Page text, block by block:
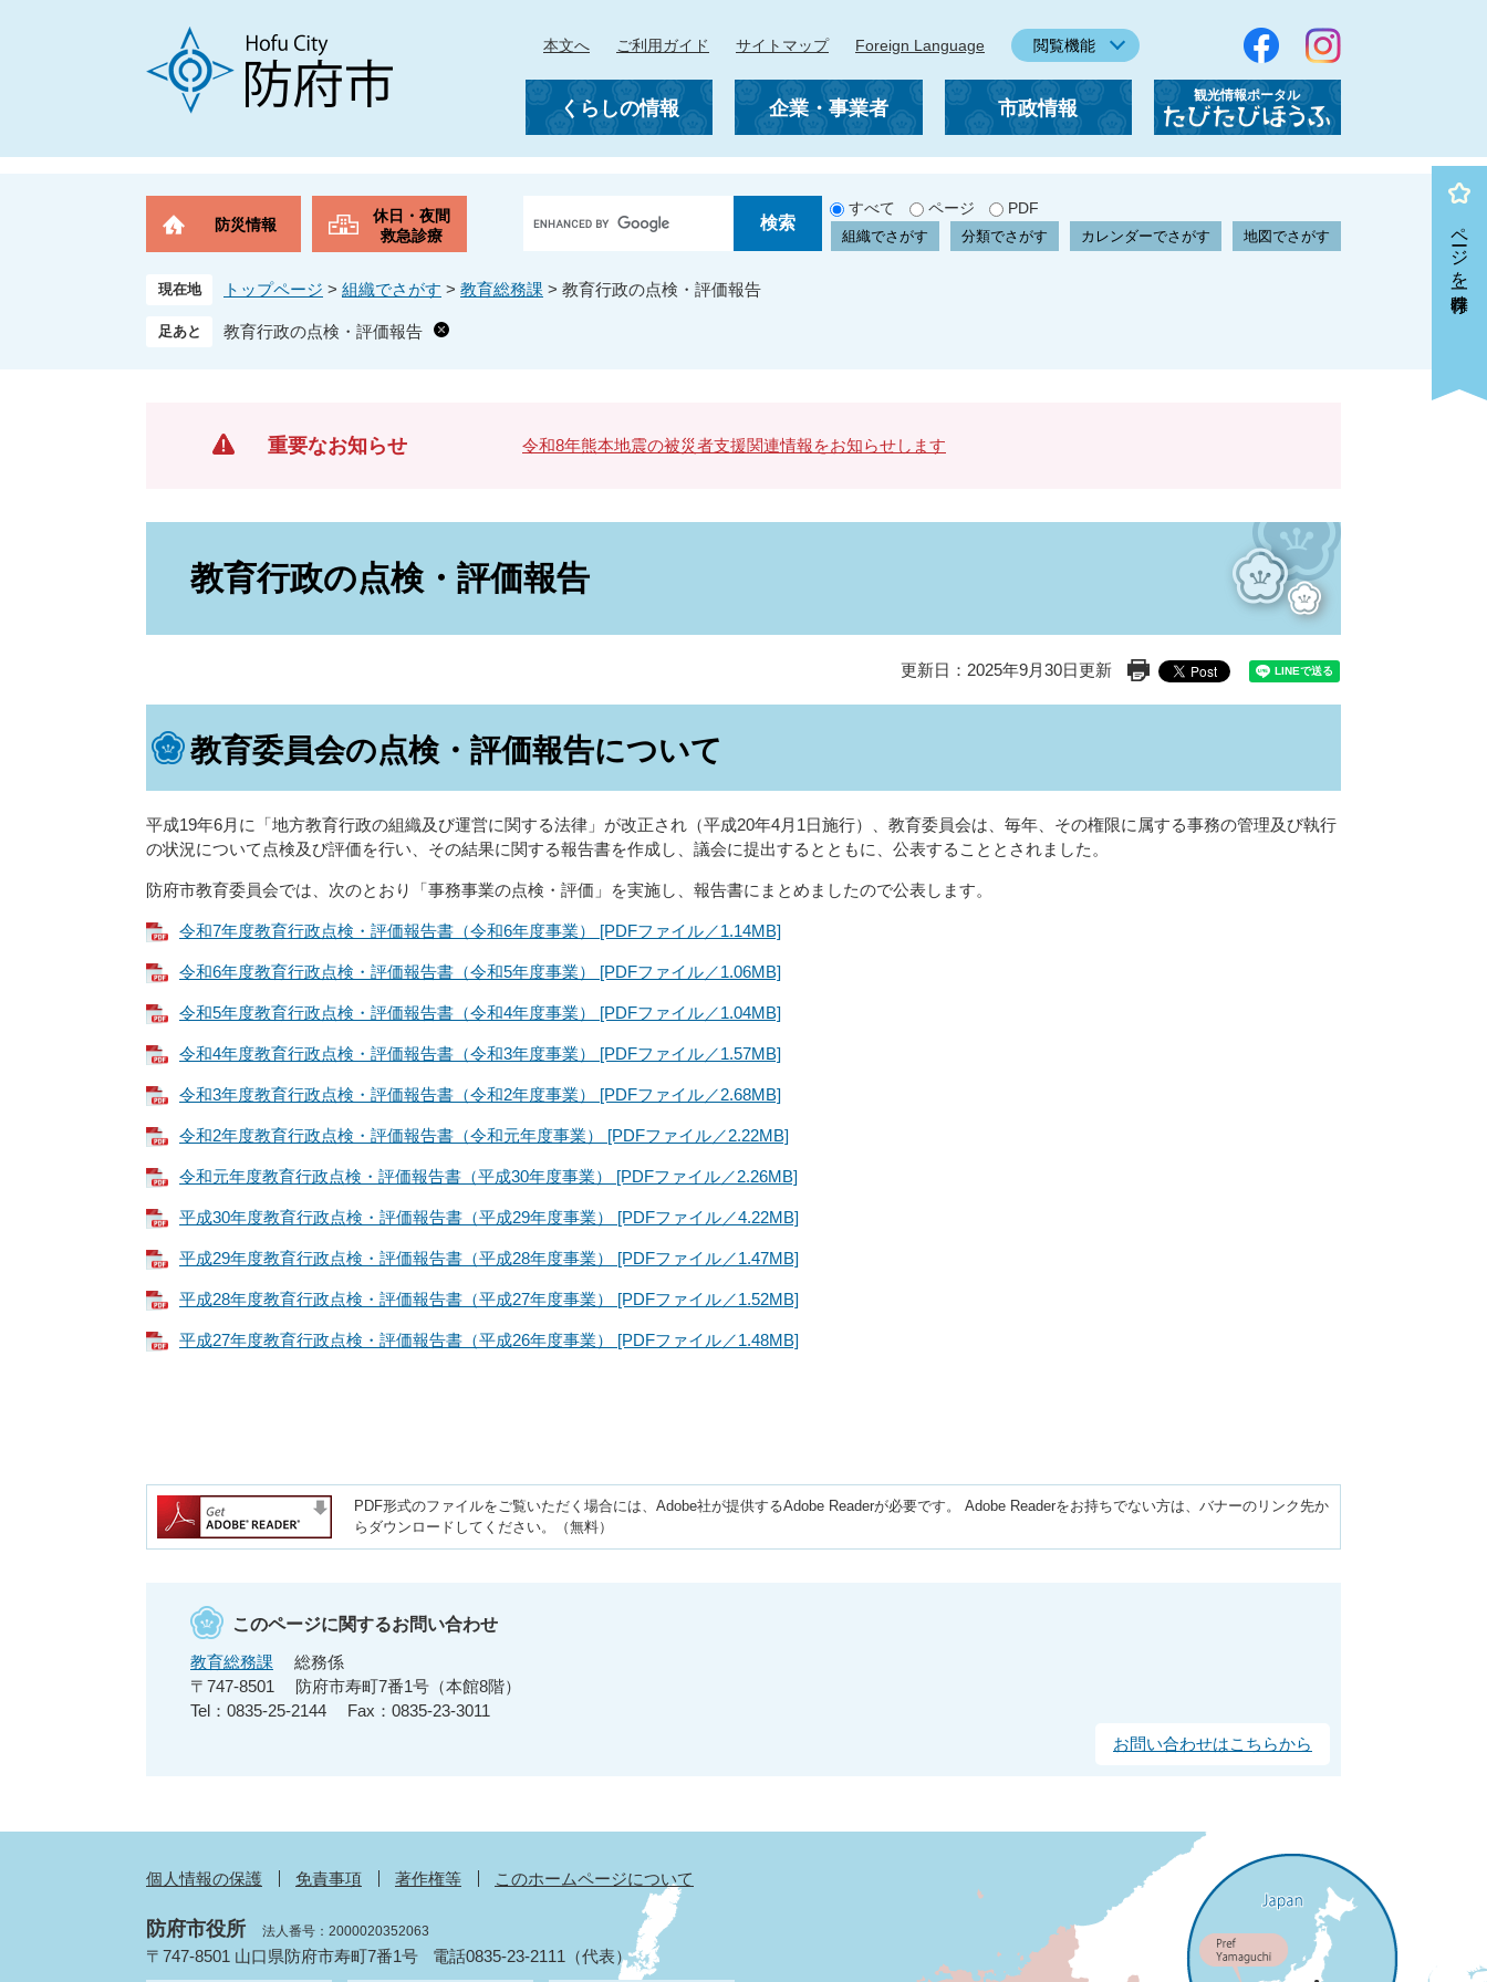
で
ば
本文へ ご利用ガイド サイトマップ Foreign Language 閲覧機能
くらしの情報 企業・事業者 市政情報
観光情報ポータル
「たびたびほうふ」
防災情報
休日・夜間
救急診療
g
l
検
すべて ページ PDF
組織でさがす 分類でさがす カレンダーでさがす 地図でさがす
現在地 トップページ > 組織でさがす > 教育総務課 > 教育行政の点検・評価報告
教育行政の点検・評価報告
重要なお知らせ 令和8年熊本地震の被災者支援関連情報をお知らせします
教育行政の点検・評価報告
更新日：2025年9月30日更新 印刷ページ表示
教育委員会の点検・評価報告について
平成19年6月に「地方教育行政の組織及び運営に関する法律」が改正され（平成20年4月1日施行）、教育委員会は、毎年、その権限に属する事務の管理及び執行
の状況について点検及び評価を行い、その結果に関する報告書を作成し、議会に提出するとともに、公表することとされました。
防府市教育委員会では、次のとおり「事務事業の点検・評価」を実施し、報告書にまとめましたので公表します。
令和7年度教育行政点検・評価報告書（令和6年度事業） [PDFファイル／1.14MB]
令和6年度教育行政点検・評価報告書（令和5年度事業） [PDFファイル／1.06MB]
令和5年度教育行政点検・評価報告書（令和4年度事業） [PDFファイル／1.04MB]
令和4年度教育行政点検・評価報告書（令和3年度事業） [PDFファイル／1.57MB]
令和3年度教育行政点検・評価報告書（令和2年度事業） [PDFファイル／2.68MB]
令和2年度教育行政点検・評価報告書（令和元年度事業） [PDFファイル／2.22MB]
令和元年度教育行政点検・評価報告書（平成30年度事業） [PDFファイル／2.26MB]
平成30年度教育行政点検・評価報告書（平成29年度事業） [PDFファイル／4.22MB]
平成29年度教育行政点検・評価報告書（平成28年度事業） [PDFファイル／1.47MB]
平成28年度教育行政点検・評価報告書（平成27年度事業） [PDFファイル／1.52MB]
平成27年度教育行政点検・評価報告書（平成26年度事業） [PDFファイル／1.48MB]
PDF形式のファイルをご覧いただく場合には、Adobe社が提供するAdobe Readerが必要です。
Adobe Readerをお持ちでない方は、バナーのリンク先か
らダウンロードしてください。（無料）
このページに関するお問い合わせ
教育総務課
総務係
〒747-8501
防府市寿町7番1号（本館8階）
Tel：0835-25-2144
Fax：0835-23-3011
お問い合わせはこちらから
個人情報の保護 免責事項 著作権等 このホームページについて
防府市役所 法人番号：2000020352063
〒747-8501 山口県防府市寿町7番1号 電話0835-23-2111（代表）
ページを一時保存